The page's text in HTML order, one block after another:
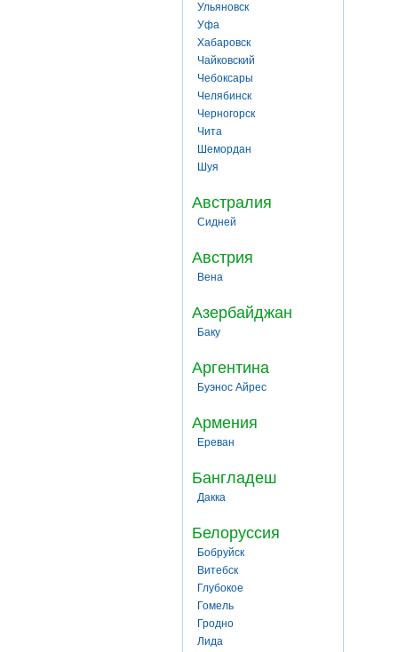
Ульяновск
Уфа
Хабаровск
Чайковский
Чебоксары
Челябинск
Черногорск
Чита
Шемордан
Шуя
Австралия
Сидней
Австрия
Вена
Азербайджан
Баку
Аргентина
Буэнос Айрес
Армения
Ереван
Бангладеш
Дакка
Белоруссия
Бобруйск
Витебск
Глубокое
Гомель
Гродно
Лида